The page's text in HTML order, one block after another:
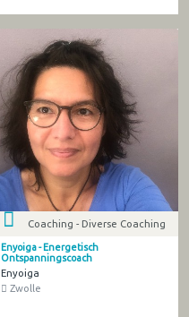
Coaching - Diverse Coaching
Enyoiga - Energetisch
Ontspanningscoach
Enyoiga
Zwolle